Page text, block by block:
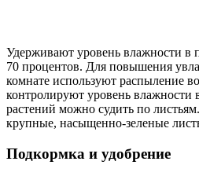
Удерживают уровень влажности в
70 процентов. Для повышения
комнате используют распыление
контролируют уровень влажности
растений можно судить по
крупные, насыщенно-зеленые
Подкормка и удобрение